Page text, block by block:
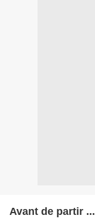
Avant de partir ...